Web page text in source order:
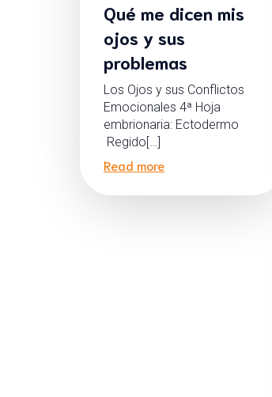
Qué me dicen mis
ojos y sus
problemas
Los Ojos y sus Conflictos
Emocionales 4ª Hoja
embrionaria: Ectodermo
Regido[…]
Read more